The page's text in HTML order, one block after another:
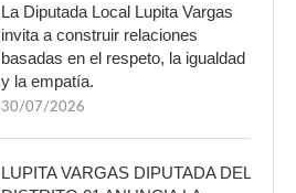
La Diputada Local Lupita Vargas
invita a construir relaciones
basadas en el respeto, la igualdad
y la empatía.
30/07/2026
LUPITA VARGAS DIPUTADA DEL